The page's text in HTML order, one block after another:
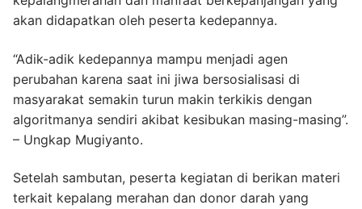
akan didapatkan oleh peserta kedepannya.
“Adik-adik kedepannya mampu menjadi agen
perubahan karena saat ini jiwa bersosialisasi di
masyarakat semakin turun makin terkikis dengan
algoritmanya sendiri akibat kesibukan masing-masing”.
– Ungkap Mugiyanto.
Setelah sambutan, peserta kegiatan di berikan materi
terkait kepalang merahan dan donor darah yang